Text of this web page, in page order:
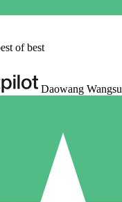
of best
Daowang Wangsu